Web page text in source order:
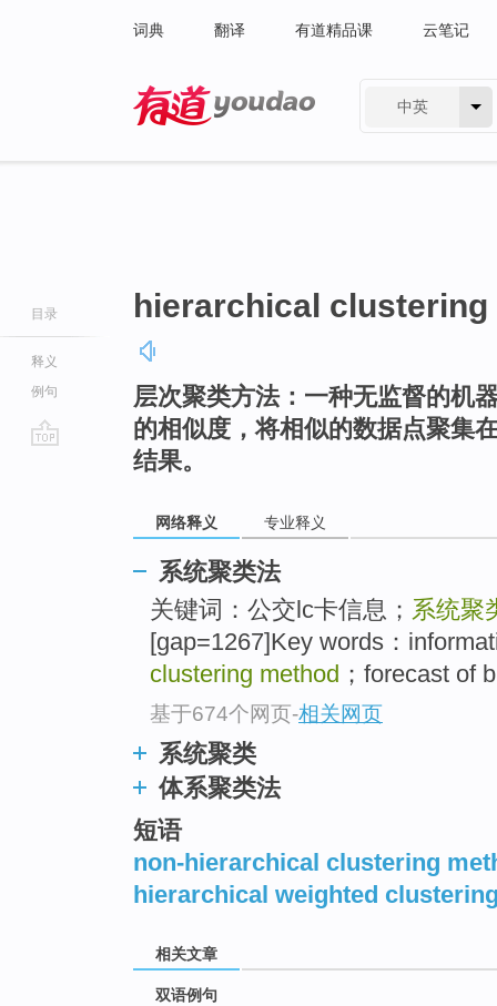
词典 翻译 有道精品课 云笔记
中英
目录
释义
例句
hierarchical clustering
层次聚类方法：一种无监督的机
的相似度，将相似的数据点聚集
结果。
网络释义 专业释义
系统聚类法
关键词：公交lc卡信息； 系统聚
[gap=1267]Key words：
clustering method ；forecast of
基于674个网页-相关网页
系统聚类
体系聚类法
短语
non-hierarchical clustering
hierarchical weighted
相关文章
双语例句